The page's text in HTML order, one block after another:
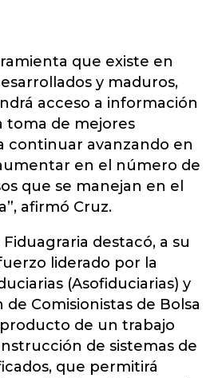
que existe en
y maduros,
acceso a información
toma de mejores
continuar avanzando en
en el número de
que se manejan en el
afirmó Cruz.
destacó, a su
liderado por la
(Asofiduciarias) y
de Comisionistas de Bolsa
producto de un trabajo
de sistemas de
que permitirá